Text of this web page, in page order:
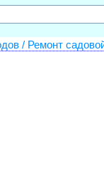
/ Ремонт